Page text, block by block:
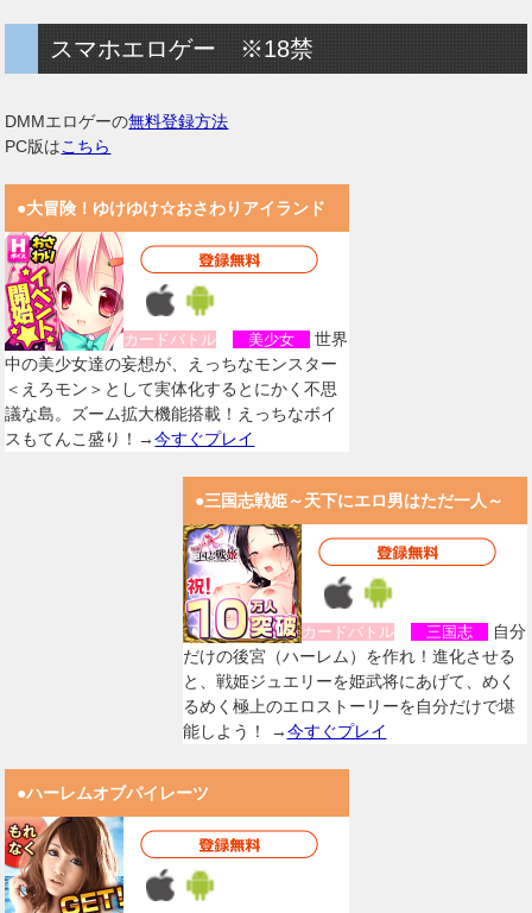
スマホエロゲー ※18禁
DMMエロゲーの無料登録方法
PC版はこちら
●大冒険！ゆけゆけ☆おさわりアイランド
カードバトル 美少女
世界
中の美少女達の妄想が、えっちなモンスター
＜えろモン＞として実体化するとにかく不思
議な島。ズーム拡大機能搭載！えっちなボイ
スもてんこ盛り！→今すぐプレイ
●三国志戦姫～天下にエロ男はただ一人～
カードバトル 三国志
自分
だけの後宮（ハーレム）を作れ！進化させる
と、戦姫ジュエリーを姫武将にあげて、めく
るめく極上のエロストーリーを自分だけで堪
能しよう！ →今すぐプレイ
●ハーレムオブパイレーツ